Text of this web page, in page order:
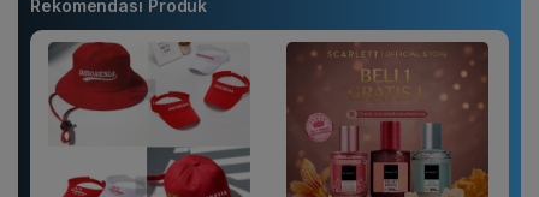
Rekomendasi Produk